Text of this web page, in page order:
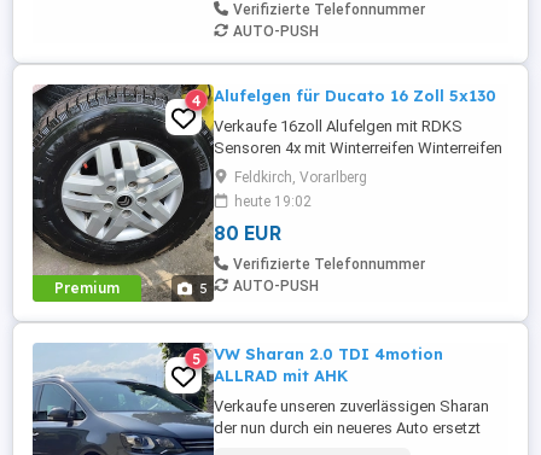
Verifizierte Telefonnummer
AUTO-PUSH
Premium 5
4 Alufelgen für Ducato 16 Zoll 5x130
Verkaufe 16zoll Alufelgen mit RDKS
Sensoren 4x mit Winterreifen Winterreifen
aus 2018 Reifen sind kostenlos da nicht
neu. Felgen passen auf Ducato Jumper
oder Peugeot Maxi Lochkreis 5x130
Stückpreis 80.-
Feldkirch, Vorarlberg
heute 19:02
80 EUR
Verifizierte Telefonnummer
AUTO-PUSH
5
VW Sharan 2.0 TDI 4motion
ALLRAD mit AHK
Verkaufe unseren zuverlässigen Sharan
der nun durch ein neueres Auto ersetzt